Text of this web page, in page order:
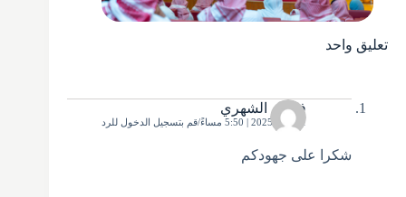
تعليق واحد
فيصل الشهري
1 يوليو، 2025 | 5:50 مساءً قم بتسجيل الدخول للرد
شكرا على جهودكم